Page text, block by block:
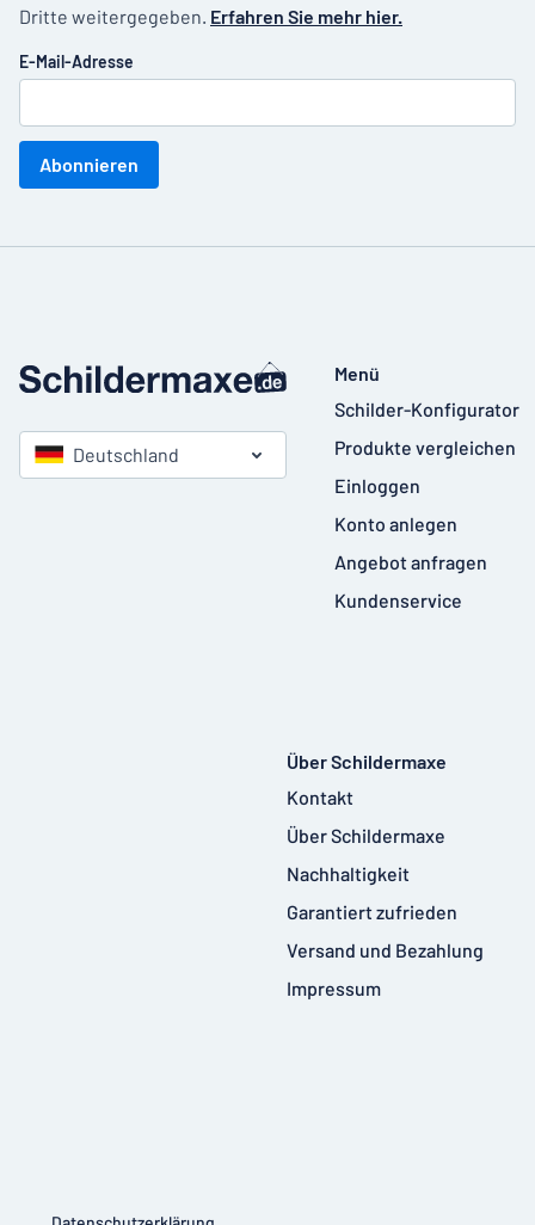
Dritte weitergegeben. Erfahren Sie mehr hier.
E-Mail-Adresse
Abonnieren
Deutschland
Menü
Schilder-Konfigurator
Produkte vergleichen
Einloggen
Konto anlegen
Angebot anfragen
Kundenservice
Über Schildermaxe
Kontakt
Über Schildermaxe
Nachhaltigkeit
Garantiert zufrieden
Versand und Bezahlung
Impressum